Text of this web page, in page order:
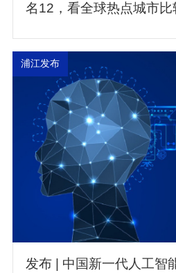
名12，看全球热点城市比
浦江发布
发布 | 中国新一代人工智